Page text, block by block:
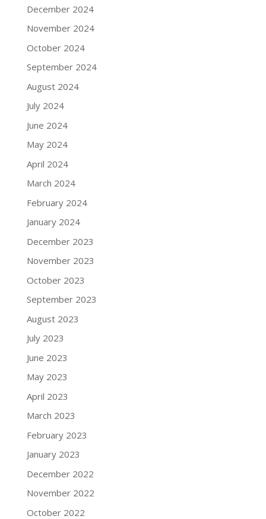
December 2024
November 2024
October 2024
September 2024
August 2024
July 2024
June 2024
May 2024
April 2024
March 2024
February 2024
January 2024
December 2023
November 2023
October 2023
September 2023
August 2023
July 2023
June 2023
May 2023
April 2023
March 2023
February 2023
January 2023
December 2022
November 2022
October 2022